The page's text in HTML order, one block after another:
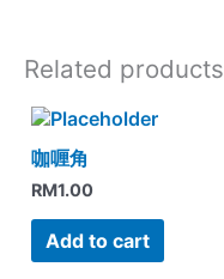
Related products
咖喱角
RM1.00
Add to cart